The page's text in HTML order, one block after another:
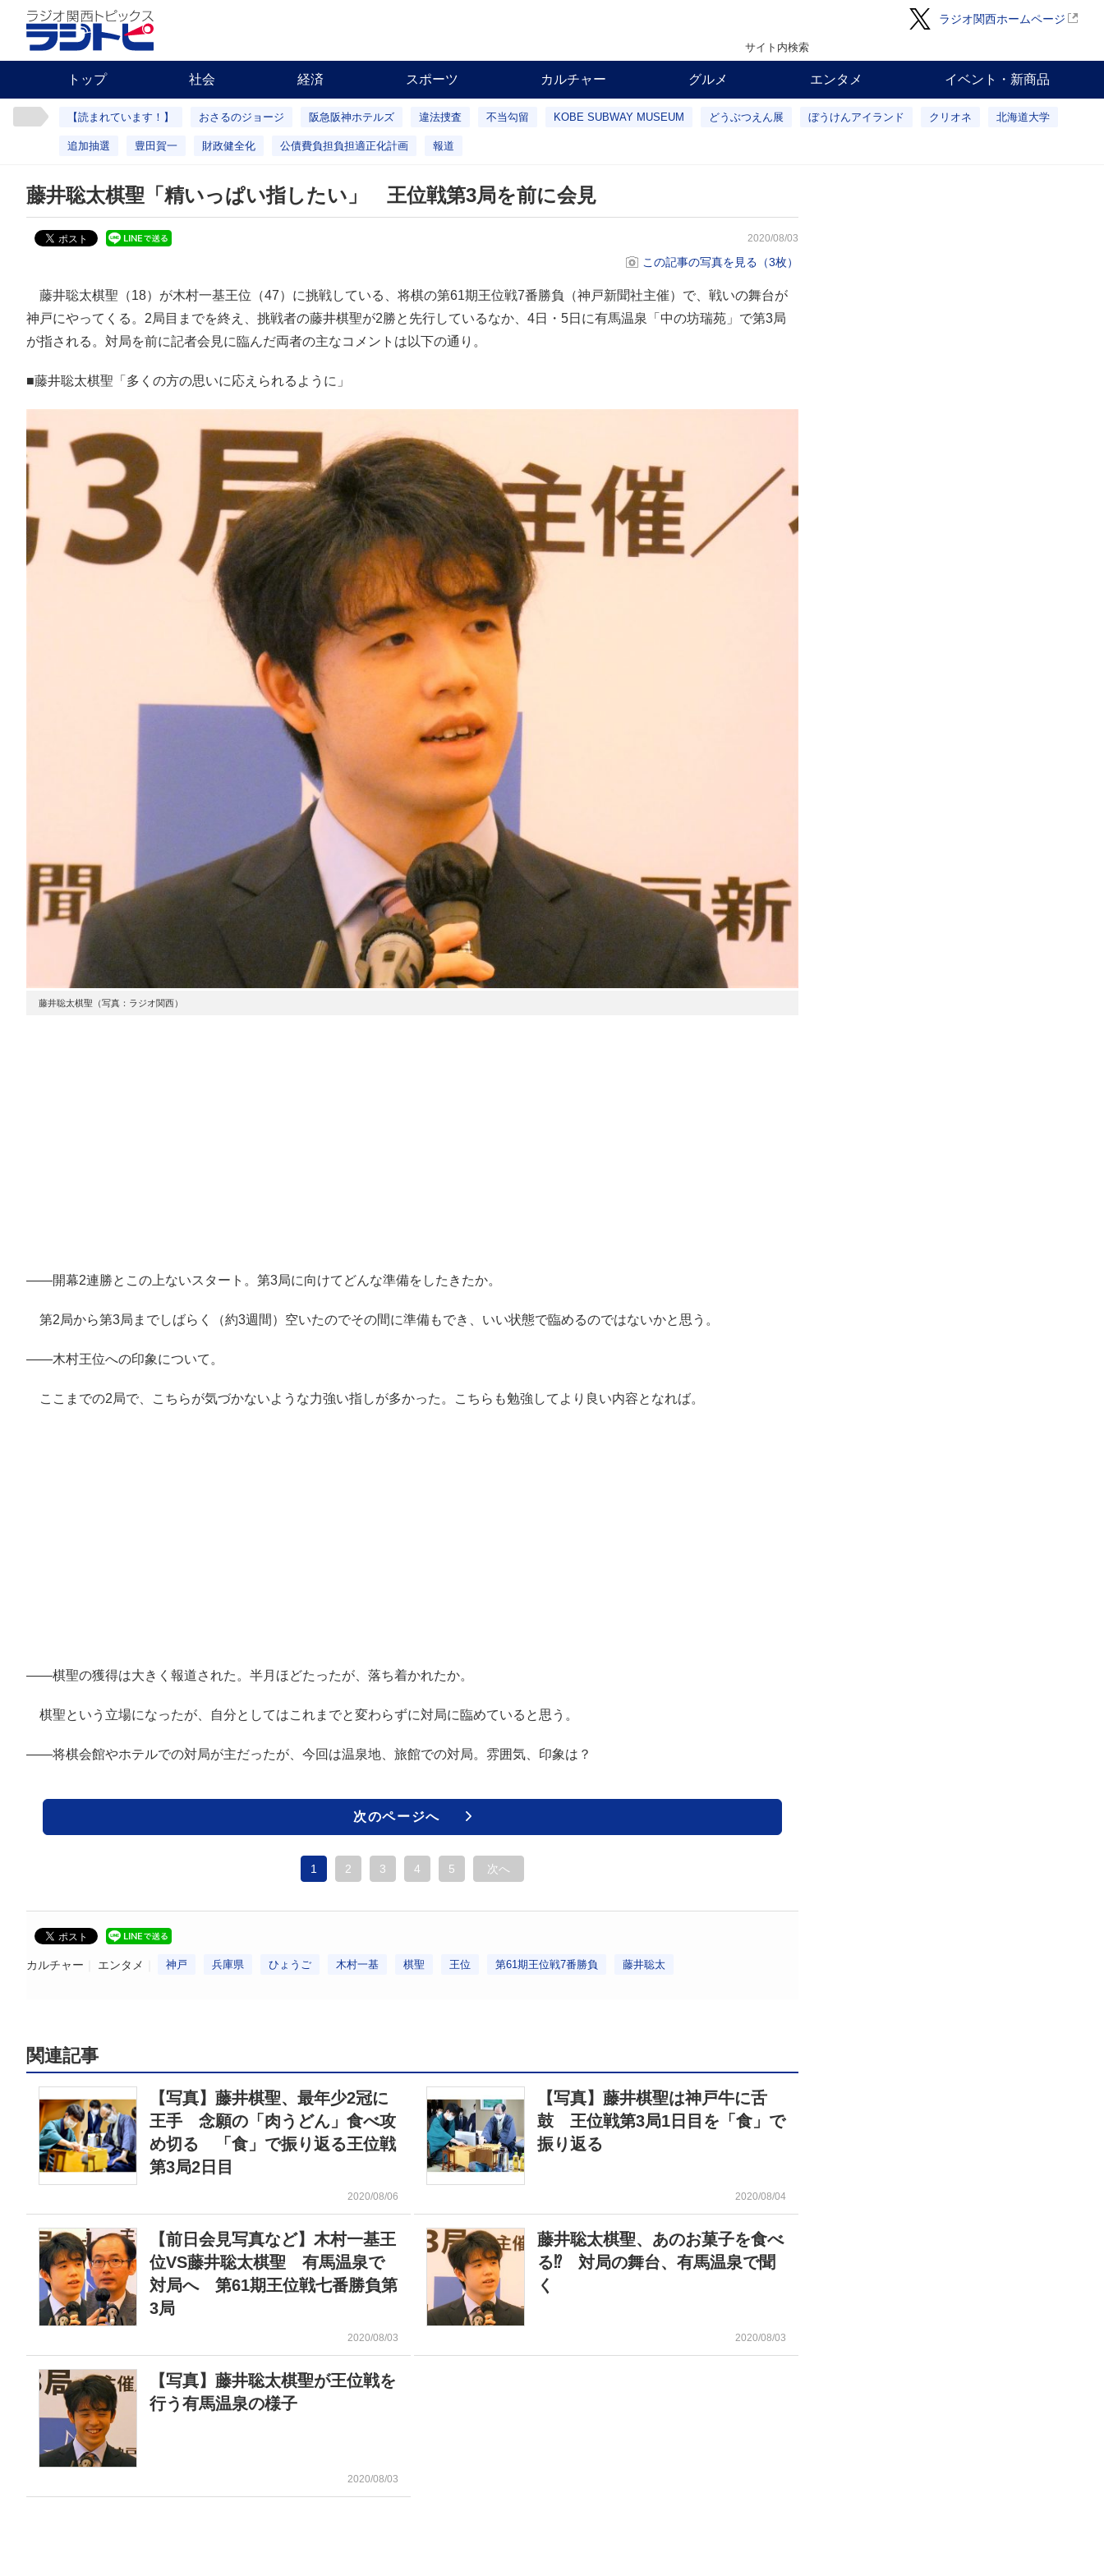
ラジオ関西ホームページ
サイト内検索
トップ 社会 経済 スポーツ カルチャー グルメ エンタメ イベント・新商品
【読まれています！】 おさるのジョージ 阪急阪神ホテルズ 違法捜査 不当勾留 KOBE SUBWAY MUSEUM どうぶつえん展 ぼうけんアイランド クリオネ 北海道大学
追加抽選 豊田賀一 財政健全化 公債費負担負担適正化計画 報道
藤井聡太棋聖「精いっぱい指したい」 王位戦第3局を前に会見
2020/08/03
この記事の写真を見る（3枚）
藤井聡太棋聖（18）が木村一基王位（47）に挑戦している、将棋の第61期王位戦7番勝負（神戸新聞社主催）で、戦いの舞台が
神戸にやってくる。2局目までを終え、挑戦者の藤井棋聖が2勝と先行しているなか、4日・5日に有馬温泉「中の坊瑞苑」で第3局
が指される。対局を前に記者会見に臨んだ両者の主なコメントは以下の通り。
■藤井聡太棋聖「多くの方の思いに応えられるように」
藤井聡太棋聖（写真：ラジオ関西）
――開幕2連勝とこの上ないスタート。第3局に向けてどんな準備をしたきたか。
第2局から第3局までしばらく（約3週間）空いたのでその間に準備もでき、いい状態で臨めるのではないかと思う。
――木村王位への印象について。
ここまでの2局で、こちらが気づかないような力強い指しが多かった。こちらも勉強してより良い内容となれば。
――棋聖の獲得は大きく報道された。半月ほどたったが、落ち着かれたか。
棋聖という立場になったが、自分としてはこれまでと変わらずに対局に臨めていると思う。
――将棋会館やホテルでの対局が主だったが、今回は温泉地、旅館での対局。雰囲気、印象は？
次のページへ
1 2 3 4 5 次へ
カルチャー エンタメ 神戸 兵庫県 ひょうご 木村一基 棋聖 王位 第61期王位戦7番勝負 藤井聡太
関連記事
【写真】藤井棋聖、最年少2冠に
王手 念願の「肉うどん」食べ攻
め切る 「食」で振り返る王位戦
第3局2日目
2020/08/06
【写真】藤井棋聖は神戸牛に舌
鼓 王位戦第3局1日目を「食」で
振り返る
2020/08/04
【前日会見写真など】木村一基王
位VS藤井聡太棋聖 有馬温泉で
対局へ 第61期王位戦七番勝負第
3局
2020/08/03
藤井聡太棋聖、あのお菓子を食べ
る⁉ 対局の舞台、有馬温泉で聞
く
2020/08/03
【写真】藤井聡太棋聖が王位戦を
行う有馬温泉の様子
2020/08/03